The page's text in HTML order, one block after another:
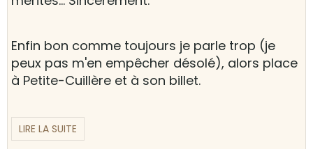
Enfin bon comme toujours je parle trop (je
peux pas m'en empêcher désolé), alors place
à Petite-Cuillère et à son billet.
LIRE LA SUITE